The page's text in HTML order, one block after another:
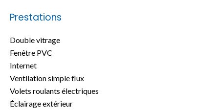
Prestations
Double vitrage
Fenêtre PVC
Internet
Ventilation simple flux
Volets roulants électriques
Éclairage extérieur